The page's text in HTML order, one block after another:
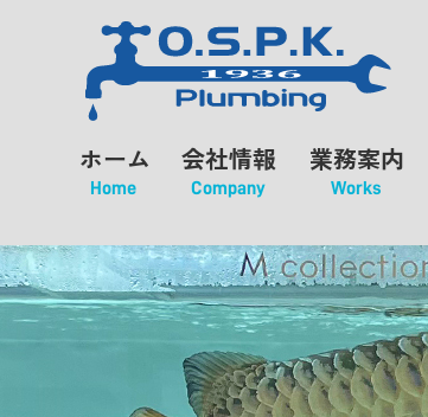
ホーム
Home
会社情報
Company
業務案内
Works